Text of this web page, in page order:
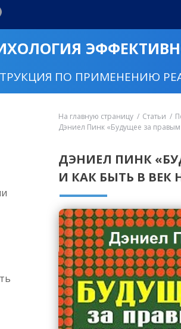
ПО ПРИМЕНЕНИЮ
На главную страницу Статьи
Дэниел Пинк «Будущее за
ДЭНИЕЛ ПИНК
И КАК БЫТЬ В